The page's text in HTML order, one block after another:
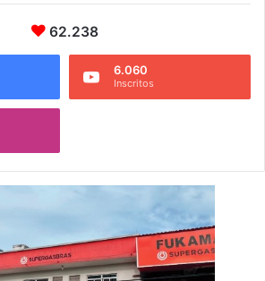
62.238
6.060
Inscritos